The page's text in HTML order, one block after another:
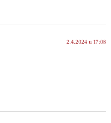
2.4.2024 u 17:08